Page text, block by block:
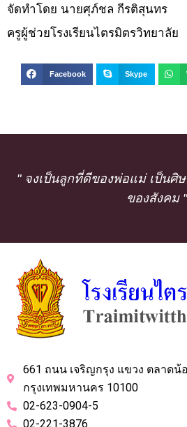
จัดทำโดย นายศุภ์ชล กีรติสุนทร
ครูผู้ช่วยโรงเรียนไตรมิตรวิทยาลัย
Facebook Skype
" จงเป็นลูกที่ดีของพ่อแม่ เป็นศิ
ของสังคม "
661 ถนน เจริญกรุง แขวง ตลาดน้
กรุงเทพมหานคร 10100
02-623-0904-5
02-221-3876